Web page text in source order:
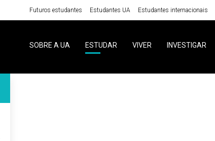
Futuros estudantes Estudantes UA Estudantes internacionais
SOBRE A UA ESTUDAR VIVER INVESTIGAR